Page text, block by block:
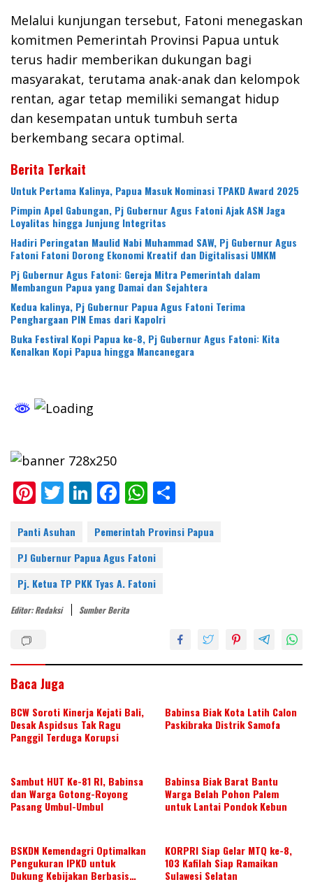
Melalui kunjungan tersebut, Fatoni menegaskan
komitmen Pemerintah Provinsi Papua untuk
terus hadir memberikan dukungan bagi
masyarakat, terutama anak-anak dan kelompok
rentan, agar tetap memiliki semangat hidup
dan kesempatan untuk tumbuh serta
berkembang secara optimal.
Berita Terkait
Untuk Pertama Kalinya, Papua Masuk Nominasi TPAKD Award 2025
Pimpin Apel Gabungan, Pj Gubernur Agus Fatoni Ajak ASN Jaga
Loyalitas hingga Junjung Integritas
Hadiri Peringatan Maulid Nabi Muhammad SAW, Pj Gubernur Agus
Fatoni Fatoni Dorong Ekonomi Kreatif dan Digitalisasi UMKM
Pj Gubernur Agus Fatoni: Gereja Mitra Pemerintah dalam
Membangun Papua yang Damai dan Sejahtera
Kedua kalinya, Pj Gubernur Papua Agus Fatoni Terima
Penghargaan PIN Emas dari Kapolri
Buka Festival Kopi Papua ke-8, Pj Gubernur Agus Fatoni: Kita
Kenalkan Kopi Papua hingga Mancanegara
Pi
er
e
st
T
itt
er
Li
k
e
dI
n
F
e
b
o
o
W
at
s
A
ar
Panti Asuhan
Pemerintah Provinsi Papua
PJ Gubernur Papua Agus Fatoni
Pj. Ketua TP PKK Tyas A. Fatoni
Editor: Redaksi Sumber Berita
Baca Juga
BCW Soroti Kinerja Kejati Bali,
Desak Aspidsus Tak Ragu
Panggil Terduga Korupsi
Babinsa Biak Kota Latih Calon
Paskibraka Distrik Samofa
Sambut HUT Ke-81 RI, Babinsa
dan Warga Gotong-Royong
Pasang Umbul-Umbul
Babinsa Biak Barat Bantu
Warga Belah Pohon Palem
untuk Lantai Pondok Kebun
BSKDN Kemendagri Optimalkan
Pengukuran IPKD untuk
Dukung Kebijakan Berbasis
KORPRI Siap Gelar MTQ ke-8,
103 Kafilah Siap Ramaikan
Sulawesi Selatan